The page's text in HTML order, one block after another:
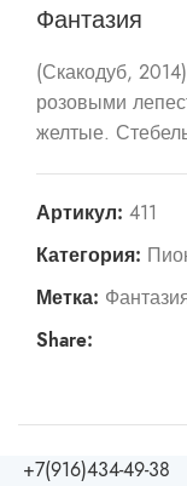
Фантазия
(Скакодуб,
розовыми
желтые.
Артикул: 411
Категория:
Метка:
Share:
+7(916)434-49-38